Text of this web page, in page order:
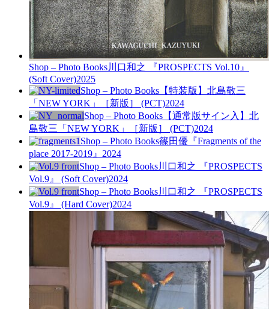
Shop – Photo Books川口和之 『PROSPECTS Vol.10』
(Soft Cover)2025
Shop – Photo Books 【特装版】北島敬三
「NEW YORK」［新版］ (PCT)2024
Shop – Photo Books 【通常版サイン入】北
島敬三「NEW YORK」［新版］ (PCT)2024
Shop – Photo Books篠田優『Fragments of the
place 2017-2019』 2024
Shop – Photo Books川口和之 『PROSPECTS
Vol.9』 (Soft Cover)2024
Shop – Photo Books川口和之 『PROSPECTS
Vol.9』 (Hard Cover)2024